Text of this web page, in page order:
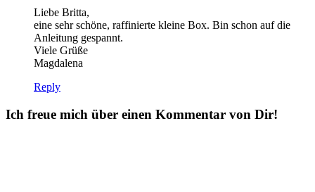
Liebe Britta,
eine sehr schöne, raffinierte kleine Box. Bin schon auf die
Anleitung gespannt.
Viele Grüße
Magdalena
Reply
Ich freue mich über einen Kommentar von Dir!